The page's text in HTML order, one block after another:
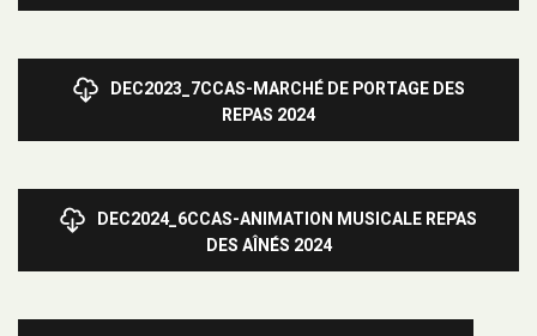
DEC2023_7CCAS-MARCHÉ DE PORTAGE DES
REPAS 2024
DEC2024_6CCAS-ANIMATION MUSICALE REPAS
DES AÎNÉS 2024